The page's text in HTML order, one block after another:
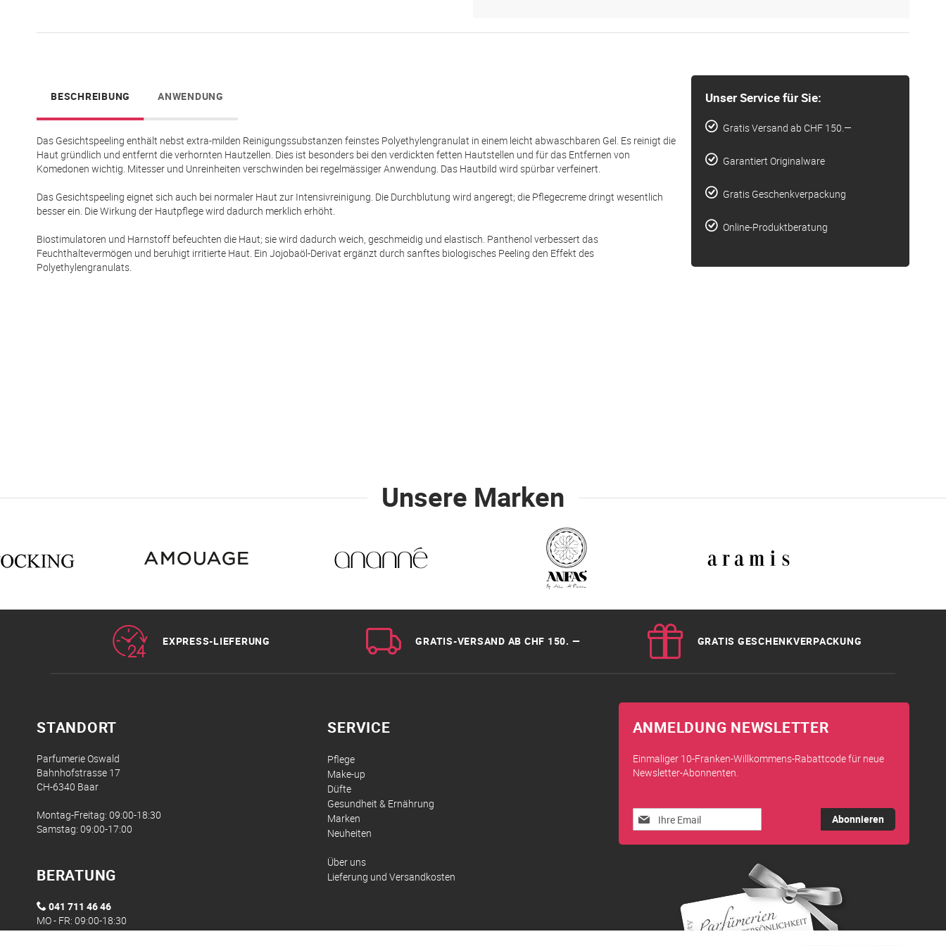
BESCHREIBUNG
Das Gesichtspeeling enthält nebst extra-milden Reinigungssubstanzen feinstes Polyethylengranulat in einem leicht abwaschbaren Gel. Es reinigt die
Haut gründlich und entfernt die verhornten Hautzellen. Dies ist besonders bei den verdickten fetten Hautstellen und für das Entfernen von
Komedonen wichtig. Mitesser und Unreinheiten verschwinden bei regelmässiger Anwendung. Das Hautbild wird spürbar verfeinert.
Das Gesichtspeeling eignet sich auch bei normaler Haut zur Intensivreinigung. Die Durchblutung wird angeregt; die Pflegecreme dringt wesentlich
besser ein. Die Wirkung der Hautpflege wird dadurch merklich erhöht.
Biostimulatoren und Harnstoff befeuchten die Haut; sie wird dadurch weich, geschmeidig und elastisch. Panthenol verbessert das
Feuchthaltevermögen und beruhigt irritierte Haut. Ein Jojobaöl-Derivat ergänzt durch sanftes biologisches Peeling den Effekt des
Polyethylengranulats.
ANWENDUNG Unser Service für Sie:
Gratis Versand ab CHF 150.—
Garantiert Originalware
Gratis Geschenkverpackung
Online-Produktberatung
Unsere Marken
EXPRESS-LIEFERUNG GRATIS-VERSAND AB CHF 150. — GRATIS GESCHENKVERPACKUNG
STANDORT
Parfumerie Oswald
Bahnhofstrasse 17
CH-6340 Baar
Montag-Freitag: 09:00-18:30
Samstag: 09:00-17:00
BERATUNG
041 711 46 46
MO - FR: 09:00-18:30
SERVICE
Pflege
Make-up
Düfte
Gesundheit & Ernährung
Marken
Neuheiten
Über uns
Lieferung und Versandkosten
ANMELDUNG NEWSLETTER
Einmaliger 10-Franken-Willkommens-Rabattcode für neue
Newsletter-Abonnenten.
Melden
Sie
sich
Abonnieren